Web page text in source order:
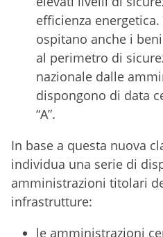
efficienza
ospitano anche i
al perimetro di
nazionale dalle
dispongono di data
“A”.
In base a questa nuova
individua una serie di
amministrazioni titolari
infrastrutture:
le amministrazioni